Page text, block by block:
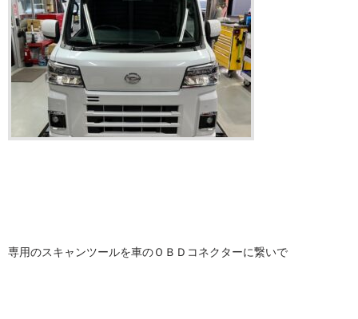
専用のスキャンツールを車のＯＢＤコネクターに繋いで